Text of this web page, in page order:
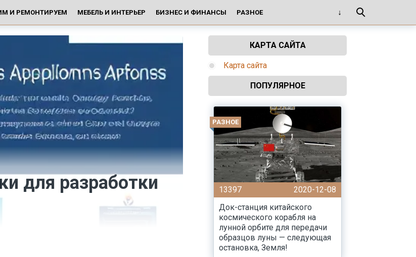
И РЕМОНТИРУЕМ МЕБЕЛЬ И ИНТЕРЬЕР БИЗНЕС И ФИНАНСЫ РАЗНОЕ
для разработки
КАРТА САЙТА
Карта сайта
ПОПУЛЯРНОЕ
РАЗНОЕ
13397
2020-12-08
Док-станция китайского
космического корабля на
лунной орбите для передачи
образцов луны — следующая
остановка, Земля!